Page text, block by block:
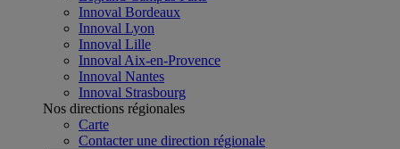
Innoval Bordeaux
Innoval Lyon
Innoval Lille
Innoval Aix-en-Provence
Innoval Nantes
Innoval Strasbourg
Nos directions régionales
Carte
Contacter une direction régionale